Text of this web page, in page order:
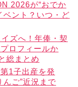
2026が“おでか
ベント？いつ・ど
ズへ！年俸・契
ロフィールか
総まとめ
1子出産を発
んご”近況まで